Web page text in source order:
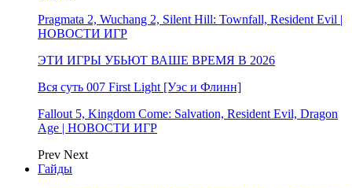
Pragmata 2, Wuchang 2, Silent Hill: Townfall, Resident Evil |
НОВОСТИ ИГР
ЭТИ ИГРЫ УБЬЮТ ВАШЕ ВРЕМЯ В 2026
Вся суть 007 First Light [Уэс и Флинн]
Fallout 5, Kingdom Come: Salvation, Resident Evil, Dragon
Age | НОВОСТИ ИГР
Prev Next
Гайды